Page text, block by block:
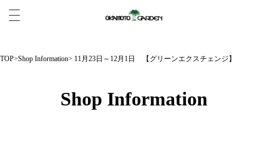
TOP>Shop Information> 11月23日～12月1日 【グリーンエクスチェンジ】
Shop Information